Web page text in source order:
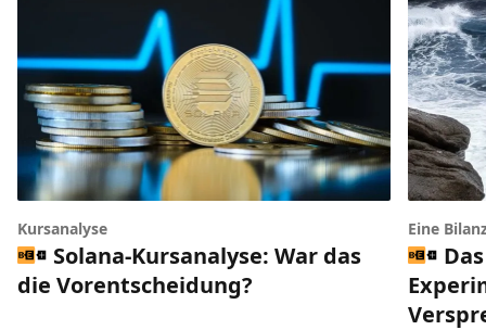
Kursanalyse
Solana-Kursanalyse: War das
die Vorentscheidung?
Eine